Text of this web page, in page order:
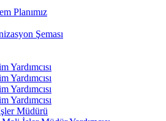
Planımız
Şeması
Yardımcısı
Yardımcısı
Yardımcısı
Yardımcısı
Müdürü